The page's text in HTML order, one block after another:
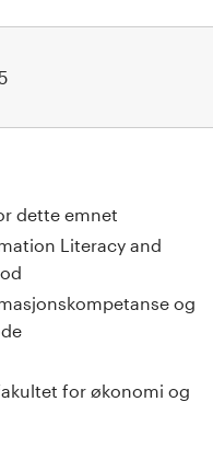
dette emnet
Literacy and
og
for økonomi og